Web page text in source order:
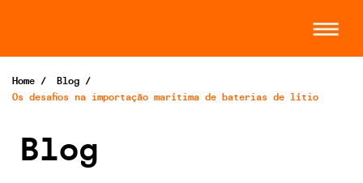
Home / Blog /
Os desafios na importação marítima de baterias de lítio
Blog